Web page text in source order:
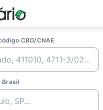
CBO/CNAE
Brasil